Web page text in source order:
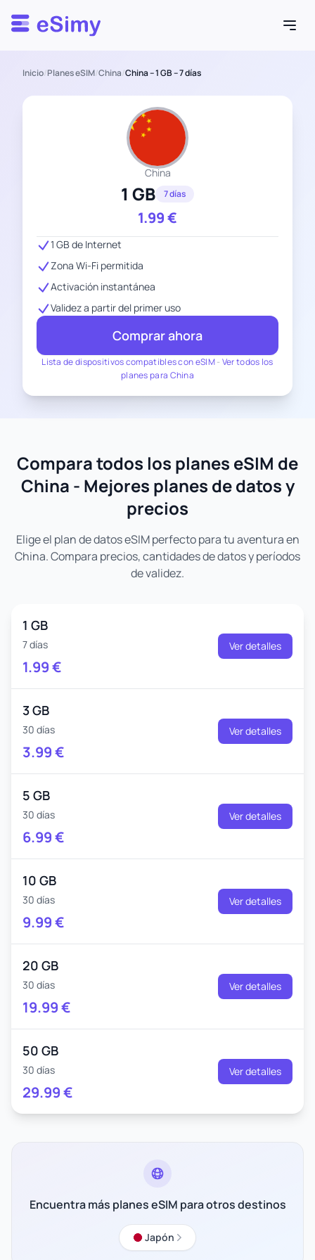
Esimy
Inicio/Planes eSIM/China/China – 1 GB – 7 días
China
1 GB 7 días
1.99€
Lista de dispositivos compatibles con eSIM- Ver todos los
planes para China
1 GB de Internet
Zona Wi-Fi permitida
Activación instantánea
Validez a partir del primer uso
Comprar ahora
Compara todos los planes eSIM de
China - Mejores planes de datos y
precios
Elige el plan de datos eSIM perfecto para tu aventura en
China. Compara precios, cantidades de datos y períodos
de validez.
1 GB
7 días
1.99€
Ver detalles
3 GB
30 días
3.99€
Ver detalles
5 GB
30 días
6.99€
Ver detalles
10 GB
30 días
9.99€
Ver detalles
20 GB
30 días
19.99€
Ver detalles
50 GB
30 días
29.99€
Ver detalles
Encuentra más planes eSIM para otros destinos
Japón